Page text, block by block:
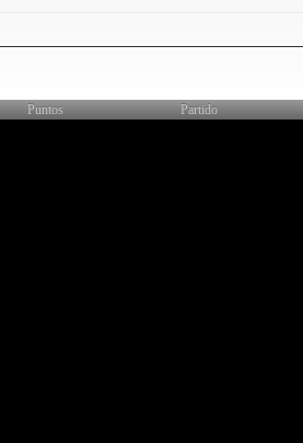
Puntos Partido